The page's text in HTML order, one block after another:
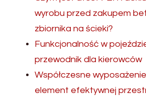
wyrobu przed zakupem
zbiornika na ścieki?
Funkcjonalność w
przewodnik dla kierowców
Współczesne
element efektywnej